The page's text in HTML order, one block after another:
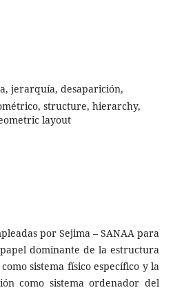
jerarquía, desaparición,
structure, hierarchy,
layout
por Sejima – SANAA para
dominante de la estructura
sistema físico específico y la
como sistema ordenador del